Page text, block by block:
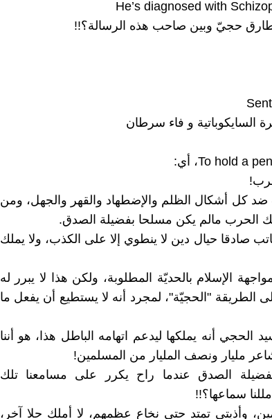
طارق حجيّ وبين صاحب هذه الرسالة؟!!
كل أشكال الظلم والإضطهاد والقهر والجهل، ومن
الحرب مالم يكن مسلحا بفضيلة الصدق.
صادقا حيال دين لا ينطوي إلا على الكذب، ولا يملك
الإسلام بالحديّة المطلوبة، ولكن هذا لا يبرر له
الطريقة "الحجيّة"، لمجرد أنه لا يستطيع أن يفعل ما
الحجي أنه يملكها ليدعم اتهامه الباطل هذا، هو أننا
مليار ونصف المليار من المسلمين!
الصدق عندما راح يكرر على مسامعنا تلك
سماعها؟!!
وأذيتي تمتد حتى نخاع عظمهم، لا أملك حلا آخر،